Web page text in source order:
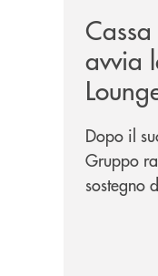
avvia
Dopo il
Gruppo
sostegno